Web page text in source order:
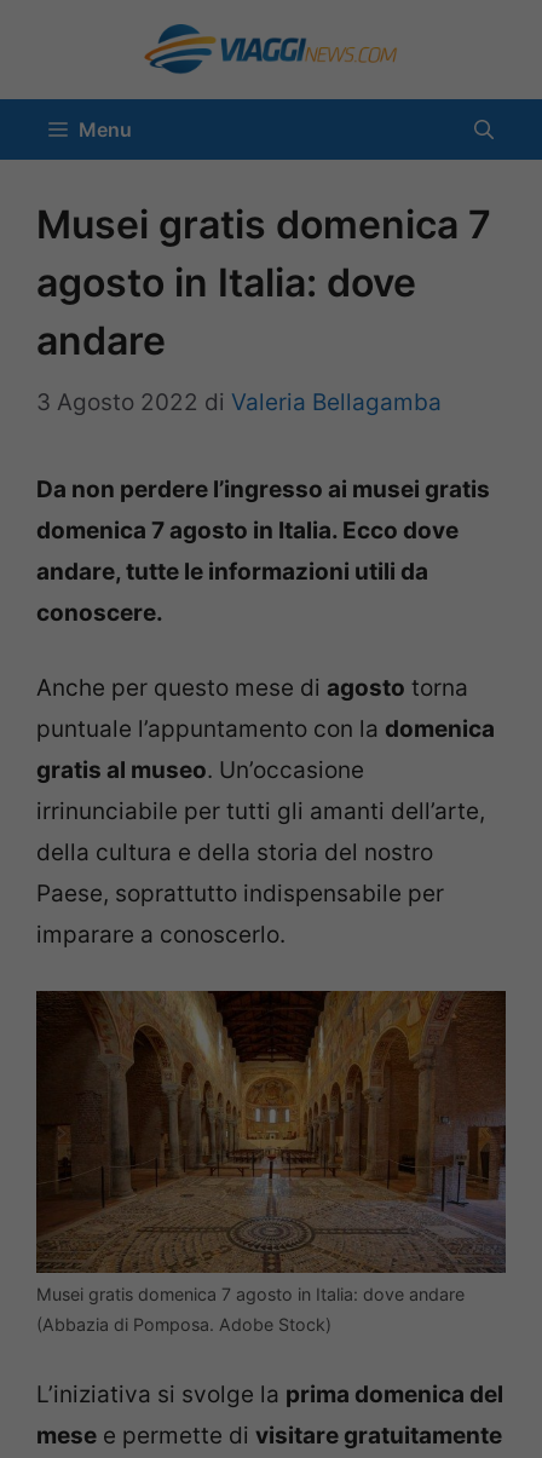
contenuto
Menu
Musei gratis domenica 7
agosto in Italia: dove
andare
3 Agosto 2022 di Valeria Bellagamba
Da non perdere l’ingresso ai musei gratis
domenica 7 agosto in Italia. Ecco dove
andare, tutte le informazioni utili da
conoscere.
Anche per questo mese di agosto torna
puntuale l’appuntamento con la domenica
gratis al museo. Un’occasione
irrinunciabile per tutti gli amanti dell’arte,
della cultura e della storia del nostro
Paese, soprattutto indispensabile per
imparare a conoscerlo.
Musei gratis domenica 7 agosto in Italia: dove andare
(Abbazia di Pomposa. Adobe Stock)
L’iniziativa si svolge la prima domenica del
mese e permette di visitare gratuitamente